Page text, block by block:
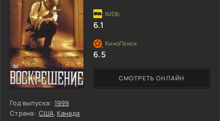
Год выпуска: 1999
Страна: США, Канада
СМОТРЕТЬ ОНЛАЙН
6.1
6.5